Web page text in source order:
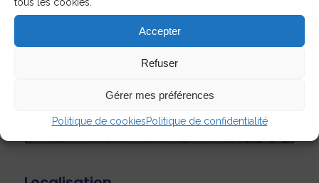
Accepter
Refuser
Gérer mes préférences
Politique de cookiesPolitique de confidentialité